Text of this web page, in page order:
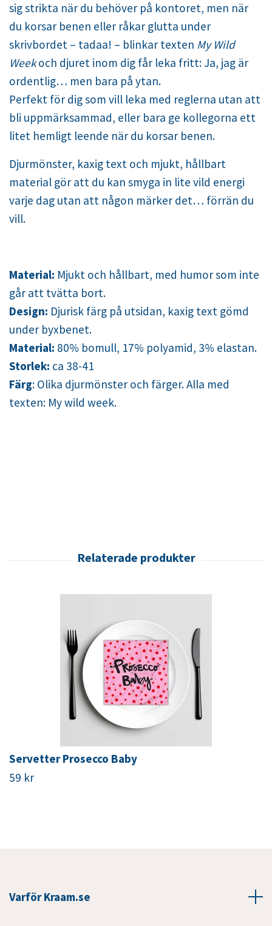
sig strikta när du behöver på kontoret, men när
du korsar benen eller råkar glutta under
skrivbordet – tadaa! – blinkar texten My Wild
Weekoch djuret inom dig får leka fritt: Ja, jag är
ordentlig… men bara på ytan.
Perfekt för dig som vill leka med reglerna utan att
bli uppmärksammad, eller bara ge kollegorna ett
litet hemligt leende när du korsar benen.
Djurmönster, kaxig text och mjukt, hållbart
material gör att du kan smyga in lite vild energi
varje dag utan att någon märker det… förrän du
vill.
Material: Mjukt och hållbart, med humor som inte
går att tvätta bort.
Design: Djurisk färg på utsidan, kaxig text gömd
under byxbenet.
Material: 80% bomull, 17% polyamid, 3% elastan.
Storlek: ca 38-41
Färg: Olika djurmönster och färger. Alla med
texten: My wild week.
Servetter Prosecco Baby
59 kr
Varför Kraam.se